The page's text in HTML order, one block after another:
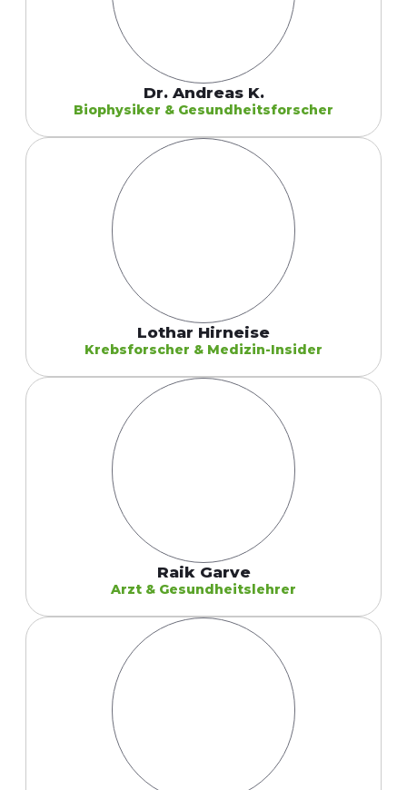
Dr. Andreas K.
Biophysiker & Gesundheitsforscher
Lothar Hirneise
Krebsforscher & Medizin-Insider
Raik Garve
Arzt & Gesundheitslehrer